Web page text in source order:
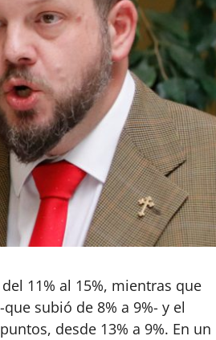
11% al 15%, mientras que
subió de 8% a 9%- y el
desde 13% a 9%. En un